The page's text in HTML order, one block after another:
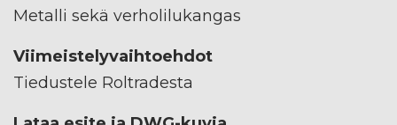
Metalli sekä verholilukangas
Viimeistelyvaihtoehdot
Tiedustele Roltradesta